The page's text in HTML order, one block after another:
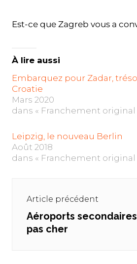
Est-ce que Zagreb vous a
À lire aussi
Embarquez pour Zadar,
Croatie
Mars 2020
dans « Franchement original
Leipzig, le nouveau Berlin
Août 2018
dans « Franchement original
l’articleArticle précédent
Previous
post:
Aéroports
pas cher